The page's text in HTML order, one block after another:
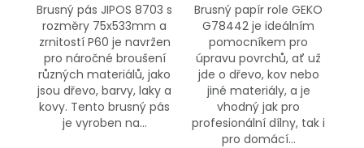
Brusný pás JIPOS 8703 s
rozměry 75x533mm a
zrnitostí P60 je navržen
pro náročné broušení
různých materiálů, jako
jsou dřevo, barvy, laky a
kovy. Tento brusný pás
je vyroben na...
Brusný papír role GEKO
G78442 je ideálním
pomocníkem pro
úpravu povrchů, ať už
jde o dřevo, kov nebo
jiné materiály, a je
vhodný jak pro
profesionální dílny, tak i
pro domácí...